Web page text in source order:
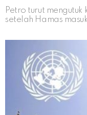
Petro turut
setelah Hamas